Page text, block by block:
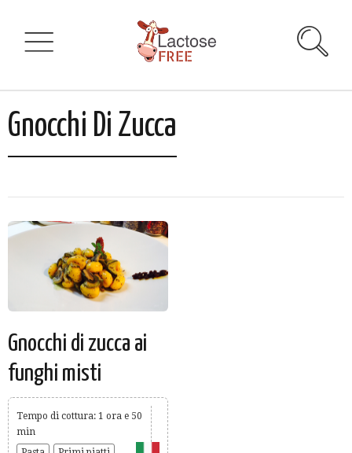
Gnocchi Di Zucca
Gnocchi di zucca ai
funghi misti
Tempo di cottura: 1 ora e 50
min